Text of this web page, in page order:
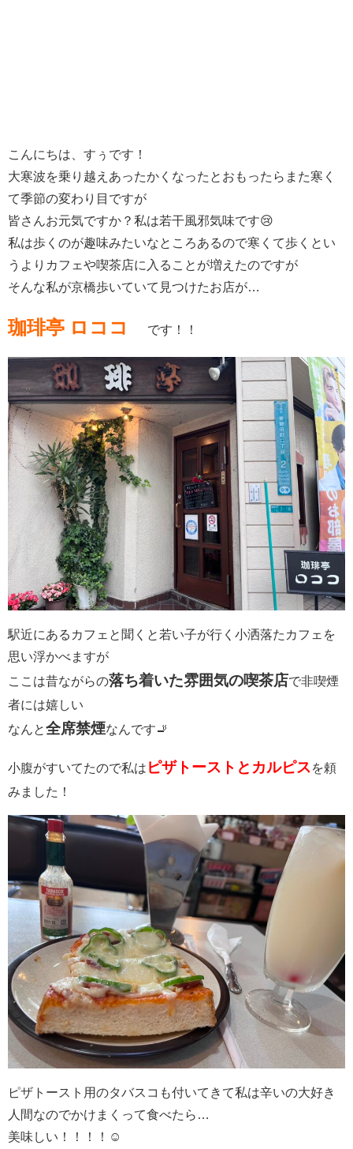
こんにちは、すぅです！
大寒波を乗り越えあったかくなったとおもったらまた寒く
て季節の変わり目ですが
皆さんお元気ですか？私は若干風邪気味です😢
私は歩くのが趣味みたいなところあるので寒くて歩くとい
うよりカフェや喫茶店に入ることが増えたのですが
そんな私が京橋歩いていて見つけたお店が…
珈琲亭 ロココ です ！！
駅近にあるカフェと聞くと若い子が行く小洒落たカフェを
思い浮かべますが
ここは昔ながらの落ち着いた雰囲気の喫茶店で非喫煙
者には嬉しい
なんと全席禁煙なんです🚬
小腹がすいてたので私は ピザトーストとカルピス を頼
みました！
ピザトースト用のタバスコも付いてきて私は辛いの大好き
人間なのでかけまくって食べたら…
美味しい！！！！☺